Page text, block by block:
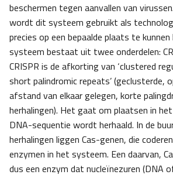
beschermen tegen aanvallen van
wordt dit systeem gebruikt als
precies op een bepaalde plaats te
systeem bestaat uit twee onderdelen:
CRISPR is de afkorting van ‘clustered
short palindromic repeats’ (geclusterde,
afstand van elkaar gelegen, korte
herhalingen). Het gaat om plaatsen in
DNA-sequentie wordt herhaald. In de
herhalingen liggen Cas-genen, die
enzymen in het systeem. Een daarvan,
dus een enzym dat nucleïnezuren (DNA